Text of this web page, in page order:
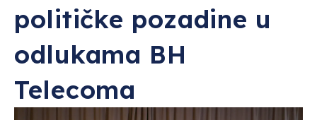
političke pozadine u
odlukama BH
Telecoma